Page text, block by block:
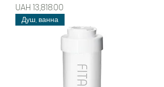
Price
UAH 13,818.00
Душ, ванна